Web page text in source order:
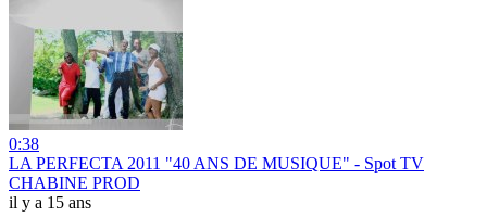
0:38
LA PERFECTA 2011 "40 ANS DE MUSIQUE" - Spot TV
CHABINE PROD
il y a 15 ans